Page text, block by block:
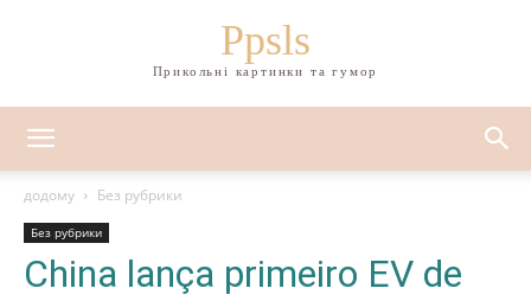
Ppsls
Прикольні картинки та гумор
додому Без рубрики
Без рубрики
China lança primeiro EV de